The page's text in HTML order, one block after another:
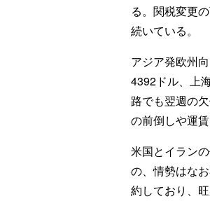
る。関税変更
続いている。
アジア発欧州
4392ドル、上
路でも翌週の
の前倒しや運
米国とイラン
の、情勢はな
約しており、